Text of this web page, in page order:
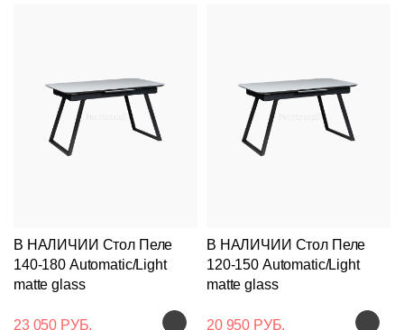
В НАЛИЧИИ Стол Пеле
140-180 Automatic/Light
matte glass
23 050 РУБ.
В НАЛИЧИИ Стол Пеле
120-150 Automatic/Light
matte glass
20 950 РУБ.